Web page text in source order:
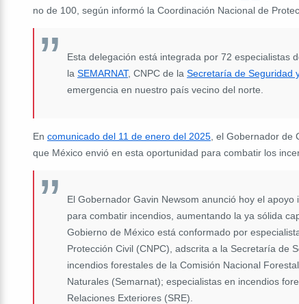
no de 100, según informó la Coordinación Nacional de
Esta delegación está integrada por 72 especialistas
la SEMARNAT, CNPC de la Secretaría de Seguridad
emergencia en nuestro país vecino del norte.
En comunicado del 11 de enero del 2025 , el Gobernador
que México envió en esta oportunidad para combatir los
El Gobernador Gavin Newsom anunció hoy el
para combatir incendios, aumentando la ya sólida
Gobierno de México está conformado por
Protección Civil (CNPC), adscrita a la Secretaría de
incendios forestales de la Comisión Nacional
Naturales (Semarnat); especialistas en incendios
Relaciones Exteriores (SRE).